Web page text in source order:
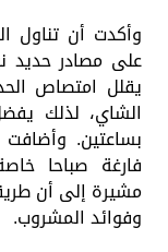
وأكدت أن تناول
على مصادر حديد
يقلل امتصاص
الشاي، لذلك
بساعتين.
فارغة صباحا
مشيرة إلى أن
وفوائد المشروب.